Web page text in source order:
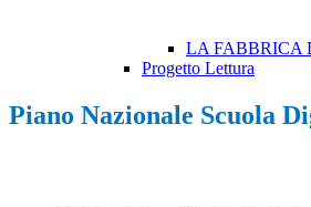
LA FABBRICA
Progetto Lettura
Piano Nazionale Scuola